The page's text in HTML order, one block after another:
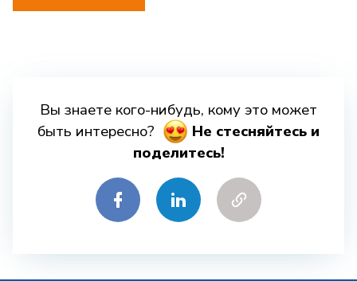
Вы знаете кого-нибудь, кому это может
быть интересно?
Hе стесняйтесь и
поделитесь!